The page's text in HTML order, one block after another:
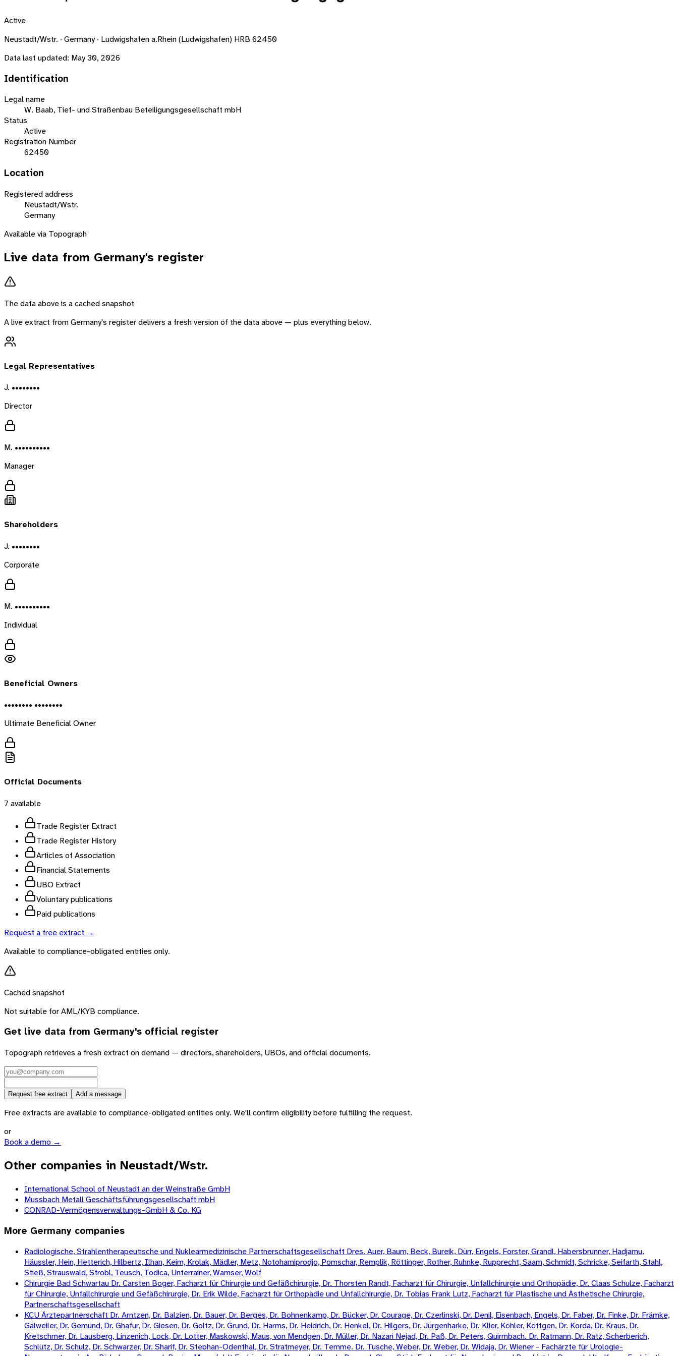
Active
Neustadt/Wstr. · Germany · Ludwigshafen a.Rhein (Ludwigshafen) HRB 62450
Data last updated: May 30, 2026
Identification
Legal name
W. Baab, Tief- und Straßenbau Beteiligungsgesellschaft mbH
Status
Active
Registration Number
62450
Location
Registered address
Neustadt/Wstr.
Germany
Available via Topograph
Live data from Germany's register
The data above is a cached snapshot
A live extract fromGermany's register delivers a fresh version of the data above — plus everything below.
Legal Representatives
J. ••••••••
Director
M. ••••••••••
Manager
Shareholders
J. ••••••••
Corporate
M. ••••••••••
Individual
Beneficial Owners
•••••••• ••••••••
Ultimate Beneficial Owner
Official Documents
7 available
Trade Register Extract
Trade Register History
Articles of Association
Financial Statements
UBO Extract
Voluntary publications
Paid publications
Request a free extract →
Available to compliance-obligated entities only.
Cached snapshot
Not suitable for AML/KYB compliance.
Get live data from Germany's official register
Topograph retrieves a fresh extract on demand — directors, shareholders, UBOs, and official documents.
Request free extract Add a message
Free extracts are available to compliance-obligated entities only. We'll confirm eligibility before fulfilling the request.
or
Book a demo →
Other companies in Neustadt/Wstr.
International School of Neustadt an der Weinstraße GmbH
Mussbach Metall Geschäftsführungsgesellschaft mbH
CONRAD-Vermögensverwaltungs-GmbH & Co. KG
More Germany companies
Radiologische, Strahlentherapeutische und Nuklearmedizinische Partnerschaftsgesellschaft Dres. Auer, Baum, Beck, Bureik, Dürr, Engels, Forster, Grandl, Habersbrunner, Hadjamu,
Häussler, Hein, Hetterich, Hilbertz, Ilhan, Keim, Krolak, Mädler, Metz, Notohamiprodjo, Pomschar, Remplik, Röttinger, Rother, Ruhnke, Rupprecht, Saam, Schmidt, Schricke, Seifarth, Stahl,
Stieß, Strauswald, Strobl, Teusch, Todica, Unterrainer, Wamser, Wolf
Chirurgie Bad Schwartau Dr. Carsten Boger, Facharzt für Chirurgie und Gefäßchirurgie, Dr. Thorsten Randt, Facharzt für Chirurgie, Unfallchirurgie und Orthopädie, Dr. Claas Schulze, Facharzt
für Chirurgie, Unfallchirurgie und Gefäßchirurgie, Dr. Erik Wilde, Facharzt für Orthopädie und Unfallchirurgie, Dr. Tobias Frank Lutz, Facharzt für Plastische und Ästhetische Chirurgie,
Partnerschaftsgesellschaft
KCU Ärztepartnerschaft Dr. Arntzen, Dr. Balzien, Dr. Bauer, Dr. Berges, Dr. Bohnenkamp, Dr. Bücker, Dr. Courage, Dr. Czerlinski, Dr. Denil, Eisenbach, Engels, Dr. Faber, Dr. Finke, Dr. Främke,
Gälweiler, Dr. Gemünd, Dr. Ghafur, Dr. Giesen, Dr. Goltz, Dr. Grund, Dr. Harms, Dr. Heidrich, Dr. Henkel, Dr. Hilgers, Dr. Jürgenharke, Dr. Klier, Köhler, Köttgen, Dr. Korda, Dr. Kraus, Dr.
Kretschmer, Dr. Lausberg, Linzenich, Lock, Dr. Lotter, Maskowski, Maus, von Mendgen, Dr. Müller, Dr. Nazari Nejad, Dr. Paß, Dr. Peters, Quirmbach. Dr. Ratmann, Dr. Ratz, Scherberich,
Schlütz, Dr. Schulz, Dr. Schwarzer, Dr. Sharif, Dr. Stephan-Odenthal, Dr. Stratmeyer, Dr. Temme. Dr. Tusche, Weber, Dr. Weber, Dr. Widaja, Dr. Wiener - Fachärzte für Urologie-